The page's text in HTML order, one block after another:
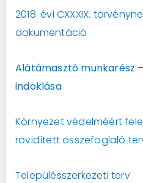
2018. évi CXXXIX.
dokumentáció
Alátámasztó munkarész
indoklása
Környezet védelméért
rövidített összefoglaló
Településszerkezeti terv